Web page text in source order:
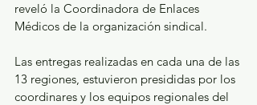
reveló la Coordinadora de Enlaces
Médicos de la organización sindical.
Las entregas realizadas en cada una de las
13 regiones, estuvieron presididas por los
coordinares y los equipos regionales del